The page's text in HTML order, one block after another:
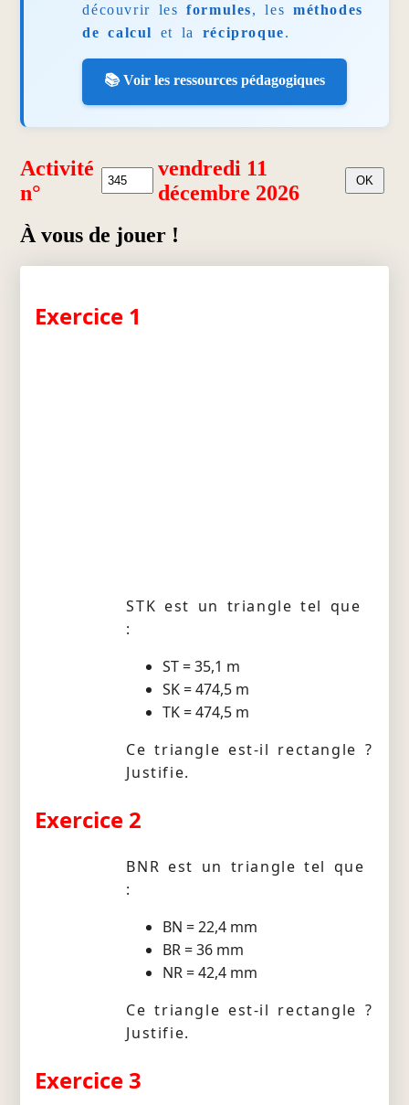
découvrir lesformules, lesméthodes
de calcul
et la réciproque.
📚 Voir les ressources pédagogiques
Activité
n°
vendredi 11
décembre 2026
À vous de jouer !
Exercice 1
STK est un triangle tel que
:
ST = 35,1 m
SK = 474,5 m
TK = 474,5 m
Ce triangle est-il rectangle ?
Justifie.
Exercice 2
BNR est un triangle tel que
:
BN = 22,4 mm
BR = 36 mm
NR = 42,4 mm
Ce triangle est-il rectangle ?
Justifie.
Exercice 3